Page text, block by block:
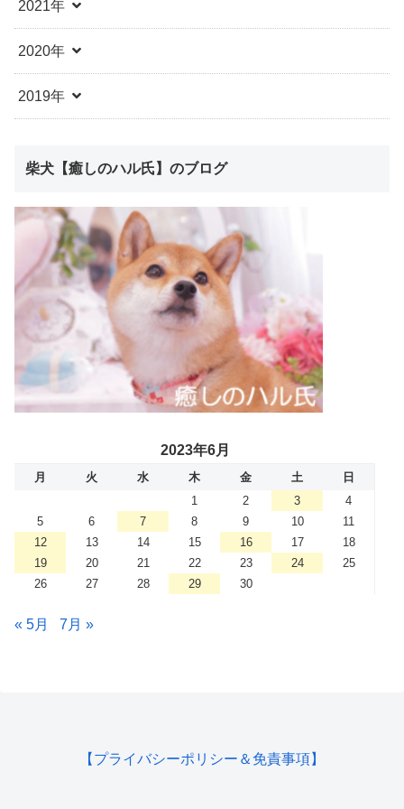
2021年
2020年
2019年
柴犬【癒しのハル氏】のブログ
2023年6月
月 火 水 木 金 土
日
1
2 3
4
5
6 7 8 9 10
11
12
13 14 15 16 17
18
19
20 21 22 23 24
25
26
27 28 29 30
« 5月 7月 »
【プライバシーポリシー＆免責事項】